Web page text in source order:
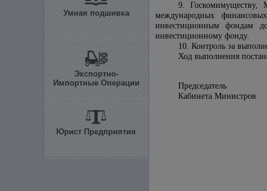
Умная подшивка
Экспортно-
Импортные Операции
Юрист Предприятия
9. Госкомимуществу,
международных
инвестиционным фондам
инвестиционному фонду.
10. Контроль за
Ход выполнения
Председатель
Кабинета Министров